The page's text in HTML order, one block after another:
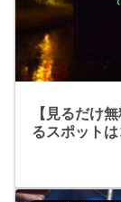
【見るだけ
るスポットは